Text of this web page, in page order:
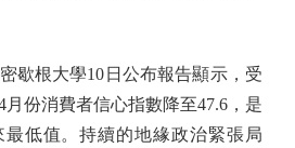
根大學10日公布報告顯示，受
份消費者信心指數降至47.6，是
最低值。持續的地緣政治緊張局